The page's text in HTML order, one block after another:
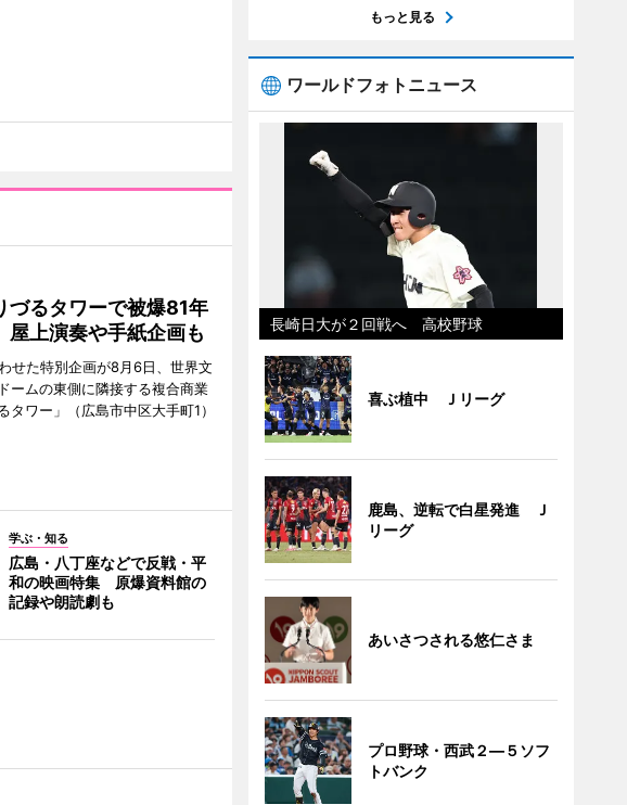
づるタワーで被爆81年
上演奏や手紙企画も
せた特別企画が8月6日、世界文
ームの東側に隣接する複合商業
タワー」（広島市中区大手町1）
学ぶ・知る
広島・八丁座などで反戦・平
和の映画特集 原爆資料館の
記録や朗読劇も
もっと見る
ワールドフォトニュース
長崎日大が２回戦へ 高校野球
喜ぶ植中 Ｊリーグ
鹿島、逆転で白星発進 Ｊ
リーグ
あいさつされる悠仁さま
プロ野球・西武２―５ソフ
トバンク